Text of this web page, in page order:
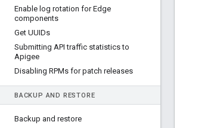
Enable log rotation for Edge
components
Get UUIDs
Submitting API traffic statistics to
Apigee
Disabling RPMs for patch releases
BACKUP AND RESTORE
Backup and restore